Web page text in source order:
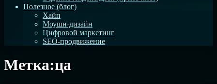
Полезное (блог)
Хайп
Моушн-дизайн
Цифровой маркетинг
SEO-продвижение
Метка:ца